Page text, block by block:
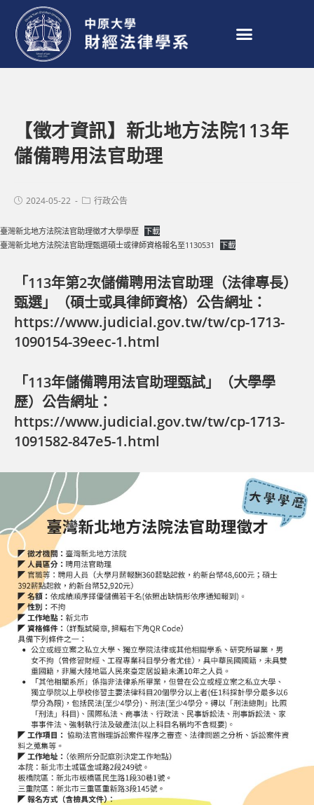
【徵才資訊】新北地方法院113年
儲備聘用法官助理
2024-05-22 行政公告
臺灣新北地方法院法官助理徵才大學學歷 下載
臺灣新北地方法院法官助理甄選碩士或律師資格報名至1130531
下載
「113年第2次儲備聘用法官助理（法律專長）
甄選」（碩士或具律師資格）公告網址：
https://www.judicial.gov.tw/tw/cp-1713-
1090154-39eec-1.html
「113年儲備聘用法官助理甄試」（大學學
歷）公告網址：
https://www.judicial.gov.tw/tw/cp-1713-
1091582-847e5-1.html